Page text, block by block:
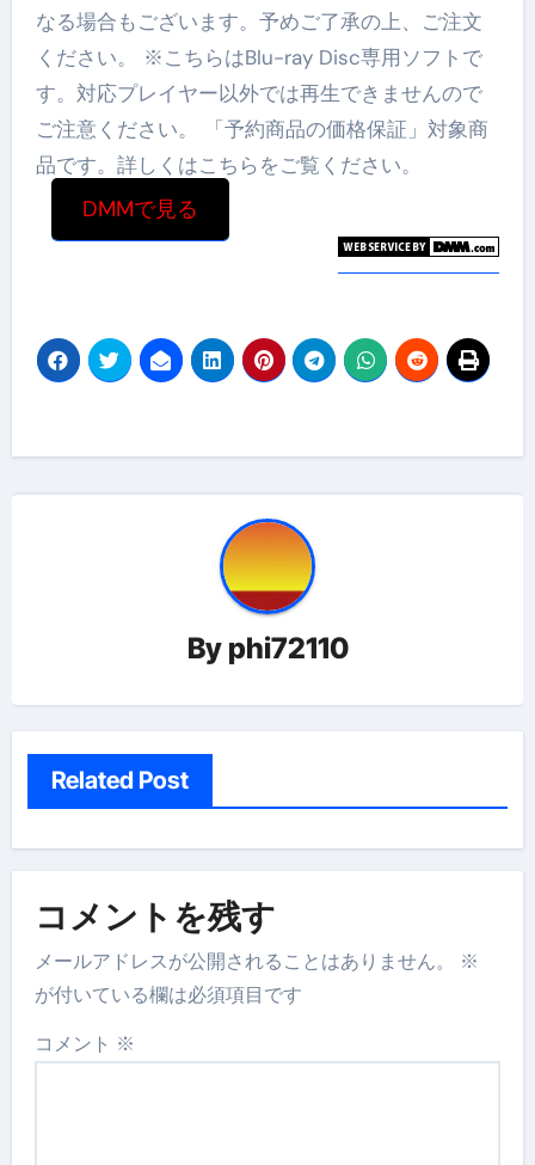
なる場合もございます。予めご了承の上、ご注文
ください。 ※こちらはBlu-ray Disc専用ソフトで
す。対応プレイヤー以外では再生できませんので
ご注意ください。 「予約商品の価格保証」対象商
品です。詳しくはこちらをご覧ください。
DMMで見る
By phi72110
Related Post
コメントを残す
メールアドレスが公開されることはありません。
※
が付いている欄は必須項目です
コメント ※